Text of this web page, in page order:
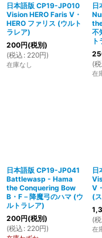
日本語版 CP19-JP010
Vision HERO Faris V・
HERO ファリス (ウルト
ラレア)
200円(税別)
(税込 : 220円)
在庫なし
日
不
(
在
日本語版 CP19-JP041
Battlewasp - Hama
the Conquering Bow
B・F－降魔弓のハマ (ウ
ルトラレア)
200円(税別)
(税込 : 220円)
日
V
(
(
在